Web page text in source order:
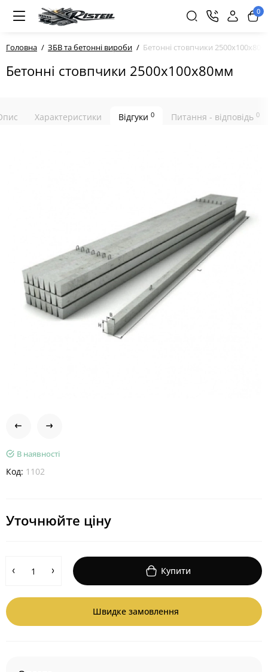
0
Головна ЗБВ та бетонні вироби Бетонні стовпчики
Бетонні стовпчики 2500х100х80мм
Характеристики Відгуки 0 Питання - відповідь 0
В наявності
Код: 1102
Уточнюйте ціну
Купити
Швидке замовлення